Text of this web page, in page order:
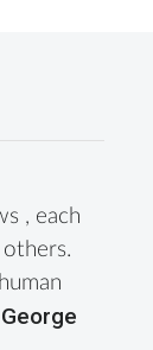
, each
George